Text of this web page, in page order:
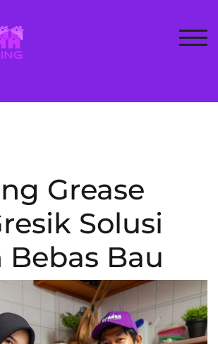
Grease
Solusi
Bebas Bau